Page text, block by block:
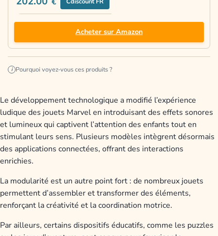
Acheter sur Amazon
i Pourquoi voyez-vous ces produits ?
Le développement technologique a modifié l’expérience
ludique des jouets Marvel en introduisant des effets sonores
et lumineux qui captivent l’attention des enfants tout en
stimulant leurs sens. Plusieurs modèles intègrent désormais
des applications connectées, offrant des interactions
enrichies.
La modularité est un autre point fort : de nombreux jouets
permettent d’assembler et transformer des éléments,
renforçant la créativité et la coordination motrice.
Par ailleurs, certains dispositifs éducatifs, comme les puzzles